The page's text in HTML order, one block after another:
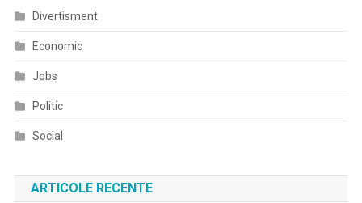
Divertisment
Economic
Jobs
Politic
Social
ARTICOLE RECENTE